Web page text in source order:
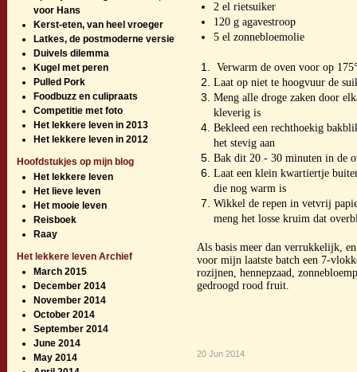
voor Hans
Kerst-eten, van heel vroeger
Latkes, de postmoderne versie
Duivels dilemma
Kugel met peren
Pulled Pork
Foodbuzz en culipraats
Competitie met foto
Het lekkere leven in 2013
Het lekkere leven in 2012
Hoofdstukjes op mijn blog
Het lekkere leven
Het lieve leven
Het mooie leven
Reisboek
Raay
Het lekkere leven Archief
March 2015
December 2014
November 2014
October 2014
September 2014
June 2014
May 2014
2 el rietsuiker
120 g agavestroop
5 el zonnebloemolie
Verwarm de oven voor op
Laat op niet te hoogvuur de
Meng alle droge zaken door
kleverig is
Bekleed een rechthoekig
het stevig aan
Bak dit 20 - 30 minuten in de
Laat een klein kwartiertje
die nog warm is
Wikkel de repen in vetvrij
meng het losse kruim dat
Als basis meer dan verrukkelijk,
voor mijn laatste batch een 7-
rozijnen, hennepzaad,
gedroogd rood fruit.
20 Jun 2014